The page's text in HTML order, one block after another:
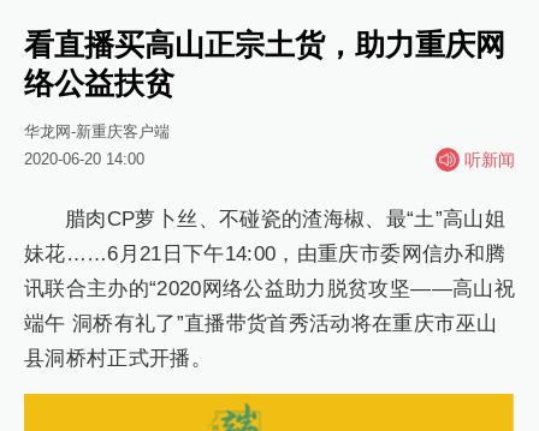
看直播买高山正宗土货，助力重庆网
络公益扶贫
华龙网-新重庆客户端
2020-06-20 14:00
听新闻
腊肉CP萝卜丝、不碰瓷的渣海椒、最“土”高山姐
妹花……6月21日下午14:00，由重庆市委网信办和腾
讯联合主办的“2020网络公益助力脱贫攻坚——高山祝
端午 洞桥有礼了”直播带货首秀活动将在重庆市巫山
县洞桥村正式开播。